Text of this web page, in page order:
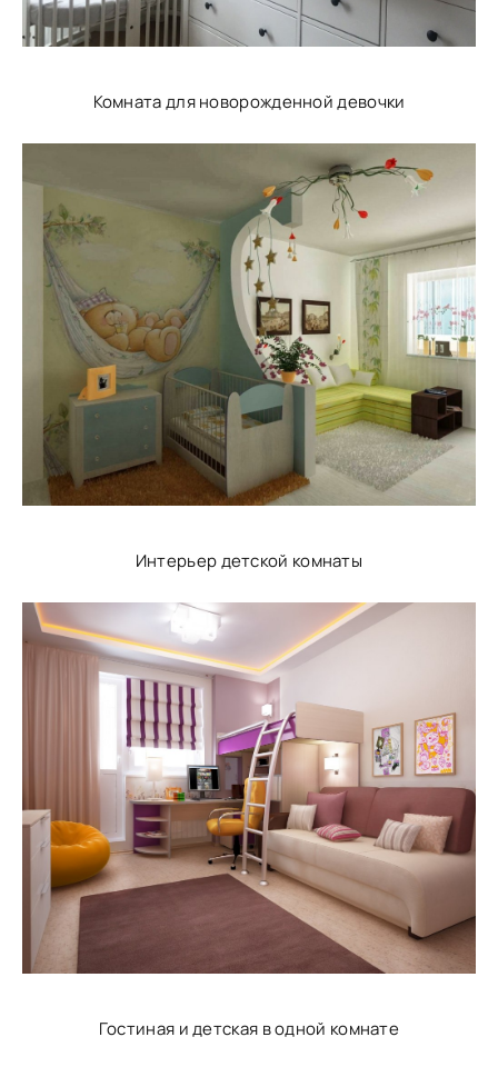
Комната для новорожденной девочки
Интерьер детской комнаты
Гостиная и детская в одной комнате